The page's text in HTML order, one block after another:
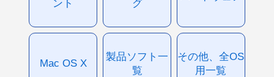
ント
グ
Mac OS X
製品ソフト一
覧
その他、全OS
用一覧